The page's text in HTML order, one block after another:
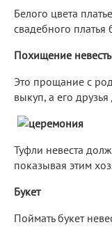
Белого цвета
свадебного
Похищение
Это прощание с
выкуп, а его
Туфли невеста
показывая этим
Букет
Поймать букет